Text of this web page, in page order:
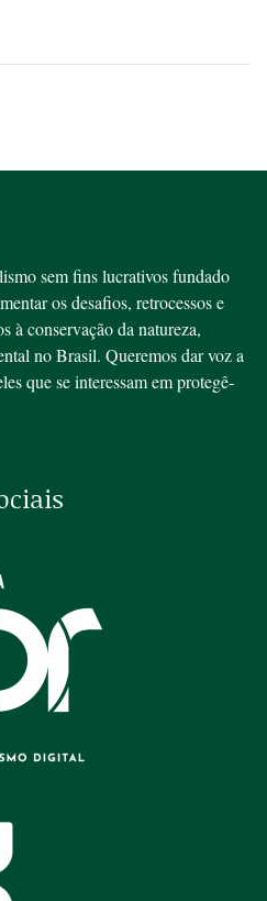
sem fins lucrativos fundado
os desafios, retrocessos e
à conservação da natureza,
no Brasil. Queremos dar voz a
que se interessam em protegê-